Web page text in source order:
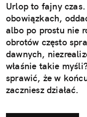
Urlop to fajny
obowiązkach,
albo po prostu nie
obrotów często
dawnych,
właśnie takie
sprawić, że w
zaczniesz działać.